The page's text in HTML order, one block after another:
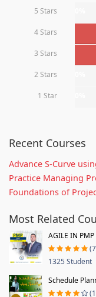
5 Stars
4 Stars
3 Stars
2 Stars
1 Star
Recent Courses
Advance S-Curve
Practice Managing
Foundations of
Most Related
AGILE IN
1325 Student
Schedule